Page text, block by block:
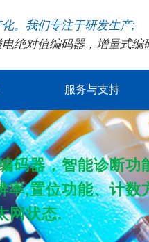
。我们专注于研发生产;
电绝对值编码器， 增量式编
服务与支持
绝对值编码器
IP绝对值编码器
绝对值编码器
RTU绝对值编码器
售后服务
专利证书
码器，智能诊断功
率,置位功能、计
网状态.